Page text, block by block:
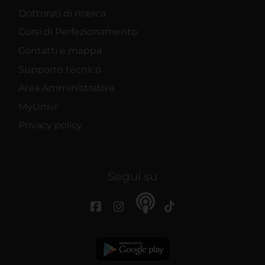
Dottorati di ricerca
Corsi di Perfezionamento
Contatti e mappa
Supporto tecnico
Area Amministrativa
MyUnivr
Privacy policy
Segui su